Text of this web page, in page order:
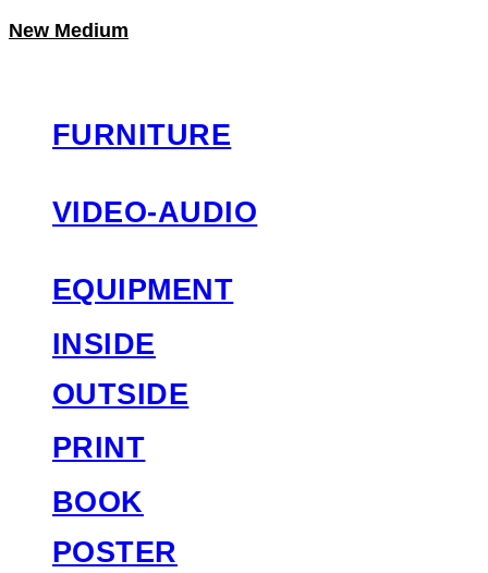
New Medium
FURNITURE
VIDEO-AUDIO
EQUIPMENT
INSIDE
OUTSIDE
PRINT
BOOK
POSTER